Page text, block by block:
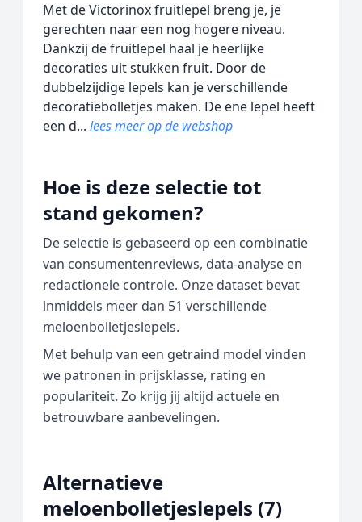
Met de Victorinox fruitlepel breng je, je
gerechten naar een nog hogere niveau.
Dankzij de fruitlepel haal je heerlijke
decoraties uit stukken fruit. Door de
dubbelzijdige lepels kan je verschillende
decoratiebolletjes maken. De ene lepel heeft
een d... lees meer op de webshop
Hoe is deze selectie tot
stand gekomen?
De selectie is gebaseerd op een combinatie
van consumentenreviews, data‑analyse en
redactionele controle. Onze dataset bevat
inmiddels meer dan 51 verschillende
meloenbolletjeslepels.
Met behulp van een getraind model vinden
we patronen in prijsklasse, rating en
populariteit. Zo krijg jij altijd actuele en
betrouwbare aanbevelingen.
Alternatieve
meloenbolletjeslepels (7)